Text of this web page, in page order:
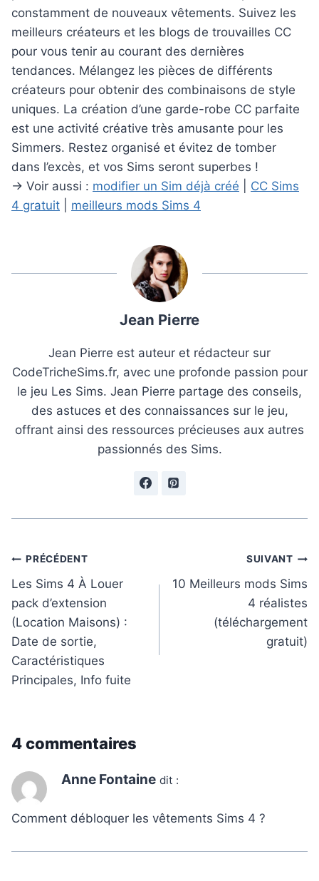
constamment de nouveaux vêtements. Suivez les
meilleurs créateurs et les blogs de trouvailles CC
pour vous tenir au courant des dernières
tendances. Mélangez les pièces de différents
créateurs pour obtenir des combinaisons de style
uniques. La création d’une garde-robe CC parfaite
est une activité créative très amusante pour les
Simmers. Restez organisé et évitez de tomber
dans l’excès, et vos Sims seront superbes !
→ Voir aussi : modifier un Sim déjà créé
CC Sims
4 gratuit
meilleurs mods Sims 4
Jean Pierre
Jean Pierre est auteur et rédacteur sur
CodeTricheSims.fr, avec une profonde passion pour
le jeu Les Sims. Jean Pierre partage des conseils,
des astuces et des connaissances sur le jeu,
offrant ainsi des ressources précieuses aux autres
passionnés des Sims.
Navigation
de
l’article
PRÉCÉDENT
Les Sims 4 À Louer
pack d’extension
(Location Maisons) :
Date de sortie,
Caractéristiques
Principales, Info fuite
SUIVANT
10 Meilleurs mods Sims
4 réalistes
(téléchargement
gratuit)
4 commentaires
Anne Fontaine dit :
Comment débloquer les vêtements Sims 4 ?